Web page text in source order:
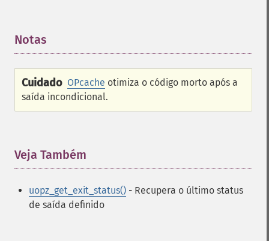
Notas
Cuidado OPcache otimiza o código morto após a
saída incondicional.
Veja Também
uopz_get_exit_status() - Recupera o último status
de saída definido